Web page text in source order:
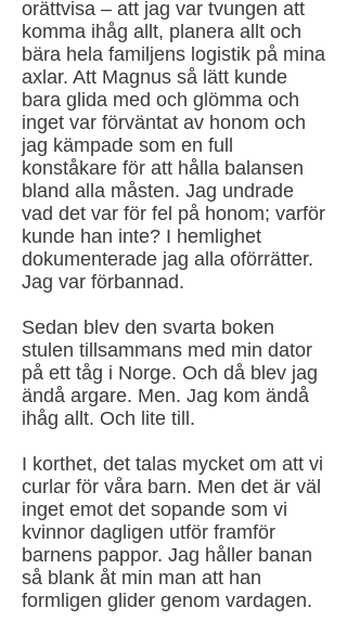
orättvisa – att jag var tvungen att
komma ihåg allt, planera allt och
bära hela familjens logistik på mina
axlar. Att Magnus så lätt kunde
bara glida med och glömma och
inget var förväntat av honom och
jag kämpade som en full
konståkare för att hålla balansen
bland alla måsten. Jag undrade
vad det var för fel på honom; varför
kunde han inte? I hemlighet
dokumenterade jag alla oförrätter.
Jag var förbannad.
Sedan blev den svarta boken
stulen tillsammans med min dator
på ett tåg i Norge. Och då blev jag
ändå argare. Men. Jag kom ändå
ihåg allt. Och lite till.
I korthet, det talas mycket om att vi
curlar för våra barn. Men det är väl
inget emot det sopande som vi
kvinnor dagligen utför framför
barnens pappor. Jag håller banan
så blank åt min man att han
formligen glider genom vardagen.